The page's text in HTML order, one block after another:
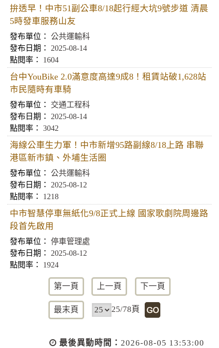
拚透早！中市51副公車8/18起行經大坑9號步道 清晨
5時發車服務山友
公共運輸科
2025-08-14
1604
台中YouBike 2.0滿意度高達9成8！租賃站破1,628站
市民隨時有車騎
交通工程科
2025-08-14
3042
海線公車生力軍！中市新增95路副線8/18上路 串聯
港區新市鎮、外埔生活圈
公共運輸科
2025-08-12
1218
中市智慧停車無紙化9/8正式上線 國家歌劇院周邊路
段首先啟用
停車管理處
2025-08-12
1924
第一頁 上一頁 下一頁
最末頁 25/78頁
最後異動時間： 2026-08-05 13:53:00